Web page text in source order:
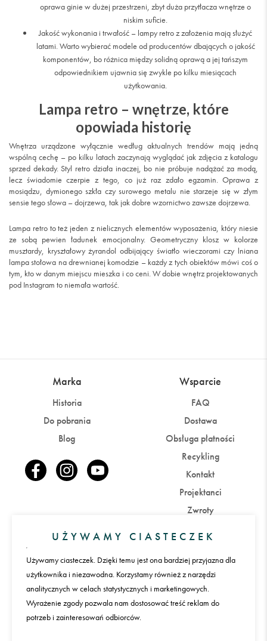
oprawa ginie w dużej przestrzeni, zbyt duża przytłacza wnętrze o
niskim suficie.
Jakość wykonania i trwałość – lampy retro z założenia mają służyć
latami. Warto wybierać modele od producentów dbających o jakość
komponentów, bo różnica między solidną oprawą a jej tańszym
odpowiednikiem ujawnia się zwykle po kilku miesiącach
użytkowania.
Lampa retro – wnętrze, które
opowiada historię
Wnętrza urządzone wyłącznie według aktualnych trendów mają jedną
wspólną cechę – po kilku latach zaczynają wyglądać jak zdjęcia z katalogu
sprzed dekady. Styl retro działa inaczej, bo nie próbuje nadążać za modą,
lecz świadomie czerpie z tego, co już raz zdało egzamin. Oprawa z
mosiądzu, dymionego szkła czy surowego metalu nie starzeje się w złym
sensie tego słowa – dojrzewa, tak jak dobre wzornictwo zawsze dojrzewa.
Lampa retro to też jeden z nielicznych elementów wyposażenia, który niesie
ze sobą pewien ładunek emocjonalny. Geometryczny klosz w kolorze
musztardy, kryształowy żyrandol odbijający światło wieczorami czy lniana
lampa stołowa na drewnianej komodzie – każdy z tych obiektów mówi coś o
tym, kto w danym miejscu mieszka i co ceni. W dobie wnętrz projektowanych
pod Instagram to niemała wartość.
Marka
Historia
Do pobrania
Blog
Wsparcie
FAQ
Dostawa
Obsługa płatności
Recykling
Kontakt
Projektanci
Zwroty
Zaloguj się Załóż konto
Płatności
UŻYWAMY CIASTECZEK
Używamy ciasteczek. Dzięki temu jest ona bardziej przyjazna dla
użytkownika i niezawodna. Korzystamy również z narzędzi
analitycznych w celach statystycznych i marketingowych.
Wyrażenie zgody pozwala nam dostosować treść reklam do
potrzeb i zainteresowań odbiorców.